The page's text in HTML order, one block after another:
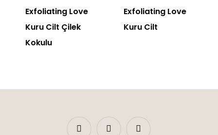
Exfoliating Love
Kuru Cilt Çilek
Kokulu
Exfoliating Love
Kuru Cilt